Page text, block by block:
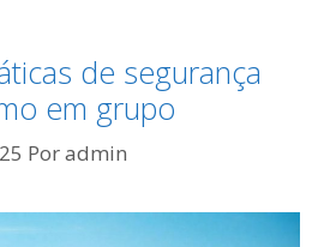
de segurança
em grupo
Poradmin